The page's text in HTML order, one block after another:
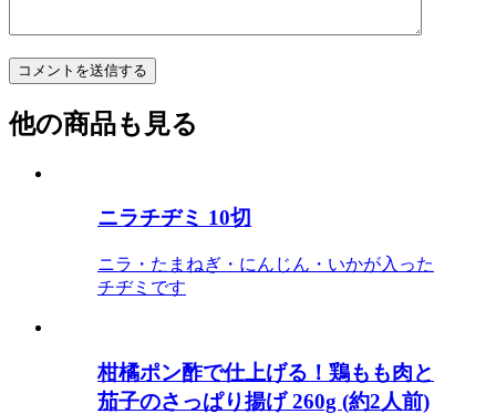
他の商品も見る
ニラチヂミ 10切
ニラ・たまねぎ・にんじん・いかが入った
チヂミです
柑橘ポン酢で仕上げる！鶏もも肉と
茄子のさっぱり揚げ 260g (約2人前)